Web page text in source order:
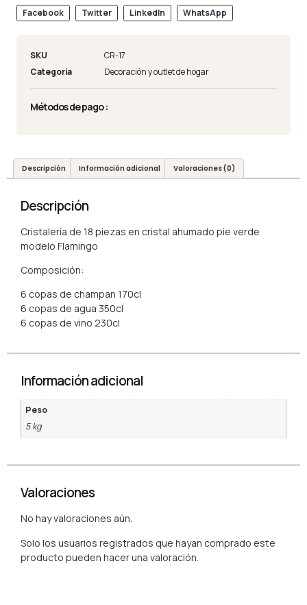
Facebook Twitter LinkedIn WhatsApp
SKU
CR-17
Categoría
Decoración y outlet de hogar
Métodos de pago :
Descripción Información adicional Valoraciones (0)
Descripción
Cristalería de 18 piezas en cristal ahumado pie verde
modelo Flamingo
Composición:
6 copas de champan 170cl
6 copas de agua 350cl
6 copas de vino 230cl
Información adicional
Peso
5 kg
Valoraciones
No hay valoraciones aún.
Solo los usuarios registrados que hayan comprado este
producto pueden hacer una valoración.